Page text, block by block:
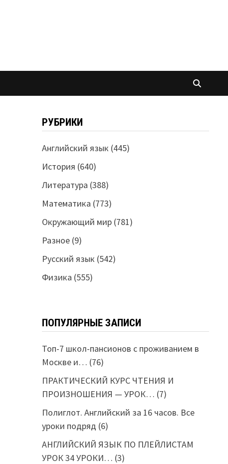
РУБРИКИ
Английский язык (445)
История (640)
Литература (388)
Математика (773)
Окружающий мир(781)
Разное(9)
Русский язык (542)
Физика (555)
ПОПУЛЯРНЫЕ ЗАПИСИ
Топ-7 школ-пансионов с проживанием в
Москве и… (76)
ПРАКТИЧЕСКИЙ КУРС ЧТЕНИЯ И
ПРОИЗНОШЕНИЯ — УРОК… (7)
Полиглот. Английский за 16 часов. Все
уроки подряд (6)
АНГЛИЙСКИЙ ЯЗЫК ПО ПЛЕЙЛИСТАМ
УРОК 34 УРОКИ… (3)